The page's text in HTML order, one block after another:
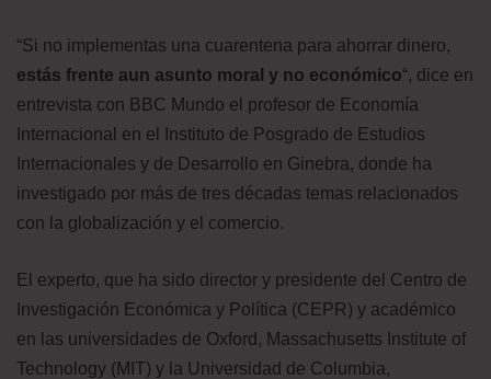
“Si no implementas una cuarentena para ahorrar dinero,
estás frente aun asunto moral y no económico“, dice en
entrevista con BBC Mundo el profesor de Economía
Internacional en el Instituto de Posgrado de Estudios
Internacionales y de Desarrollo en Ginebra, donde ha
investigado por más de tres décadas temas relacionados
con la globalización y el comercio.
El experto, que ha sido director y presidente del Centro de
Investigación Económica y Política (CEPR) y académico
en las universidades de Oxford, Massachusetts Institute of
Technology (MIT) y la Universidad de Columbia,